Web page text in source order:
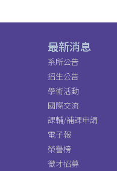
最新消息
系所公告
招生公告
學術活動
國際交流
課輔/補課申請
電子報
榮譽榜
徵才招募